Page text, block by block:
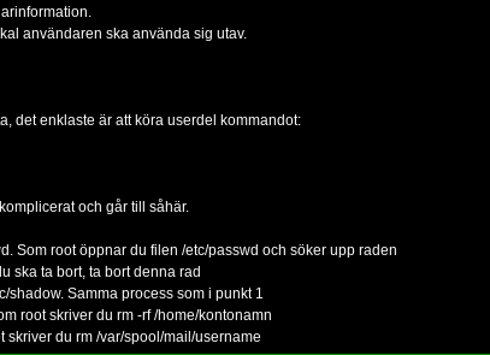
användaren ska använda sig utav.
det enklaste är att köra userdel kommandot:
och går till såhär.
Som root öppnar du filen /etc/passwd och söker upp raden
ska ta bort, ta bort denna rad
shadow. Samma process som i punkt 1
root skriver du rm -rf /home/kontonamn
skriver du rm /var/spool/mail/username